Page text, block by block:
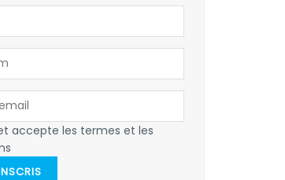
accepte les termes et les